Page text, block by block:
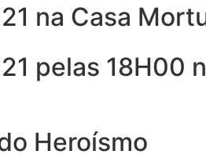
na Casa
pelas 18H00
Heroísmo